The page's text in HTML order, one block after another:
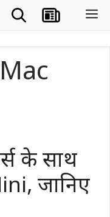
के साथ
जानिए